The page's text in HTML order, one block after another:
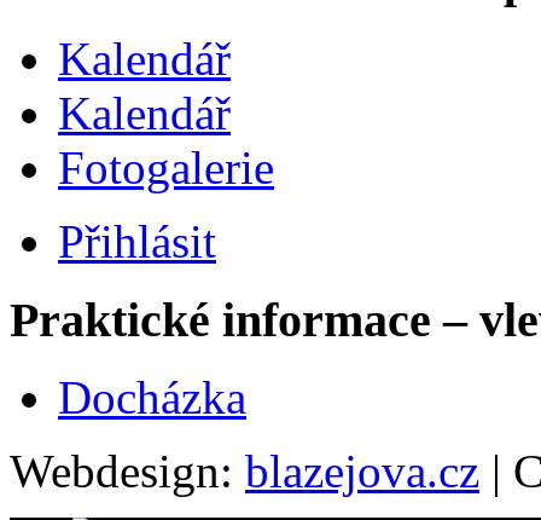
Kalendář
Kalendář
Fotogalerie
Přihlásit
Praktické informace –
Docházka
Webdesign: blazejova.cz |